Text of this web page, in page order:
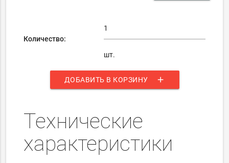
Количество:
шт.
ДОБАВИТЬ В КОРЗИНУ add
Технические
характеристики